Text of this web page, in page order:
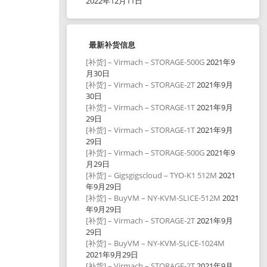
最新补货信息
[补货] – Virmach – STORAGE-500G2021年9
月30日
[补货] – Virmach – STORAGE-2T2021年9月
30日
[补货] – Virmach – STORAGE-1T2021年9月
29日
[补货] – Virmach – STORAGE-1T2021年9月
29日
[补货] – Virmach – STORAGE-500G2021年9
月29日
[补货] – Gigsgigscloud – TYO-K1 512M 2021
年9月29日
[补货] – BuyVM – NY-KVM-SLICE-512M 2021
年9月29日
[补货] – Virmach – STORAGE-2T2021年9月
29日
[补货] – BuyVM – NY-KVM-SLICE-1024M
2021年9月29日